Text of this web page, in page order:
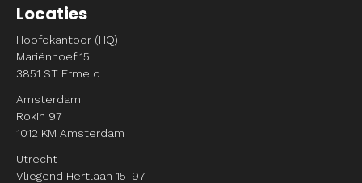
Locaties
Hoofdkantoor (HQ)
Mariënhoef 15
3851 ST Ermelo
Amsterdam
Rokin 97
1012 KM Amsterdam
Utrecht
Vliegend Hertlaan 15-97